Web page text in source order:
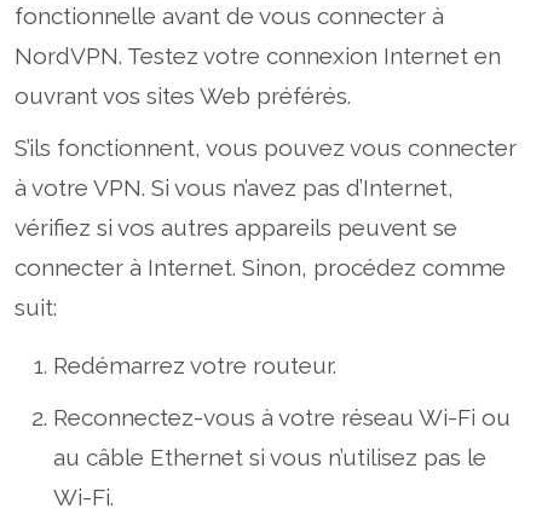
fonctionnelle avant de vous connecter à
NordVPN. Testez votre connexion Internet en
ouvrant vos sites Web préférés.
S’ils fonctionnent, vous pouvez vous connecter
à votre VPN. Si vous n’avez pas d’Internet,
vérifiez si vos autres appareils peuvent se
connecter à Internet. Sinon, procédez comme
suit:
Redémarrez votre routeur.
Reconnectez-vous à votre réseau Wi-Fi ou
au câble Ethernet si vous n’utilisez pas le
Wi-Fi.